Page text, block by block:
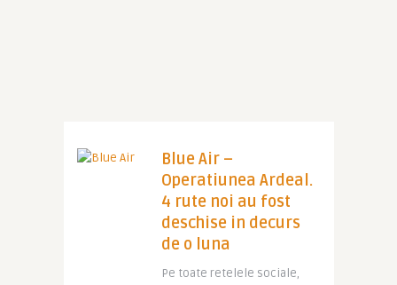
Blue Air –
Operatiunea Ardeal.
4 rute noi au fost
deschise in decurs
de o luna
Pe toate retelele sociale,